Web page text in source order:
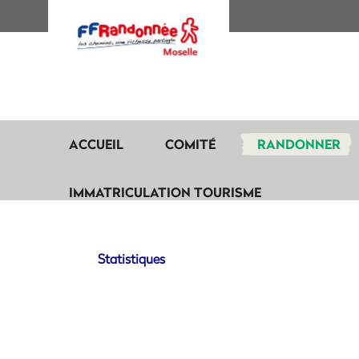
ACCUEIL COMITÉ RANDONNER
IMMATRICULATION TOURISME
Statistiques